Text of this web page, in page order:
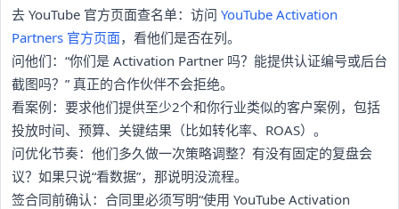
去 YouTube 官方页面查名单：访问 YouTube Activation
Partners 官方页面，看他们是否在列。
问他们：“你们是 Activation Partner 吗？能提供认证编号或后台
截图吗？” 真正的合作伙伴不会拒绝。
看案例：要求他们提供至少2个和你行业类似的客户案例，包括
投放时间、预算、关键结果（比如转化率、ROAS）。
问优化节奏：他们多久做一次策略调整？有没有固定的复盘会
议？如果只说“看数据”，那说明没流程。
签合同前确认：合同里必须写明“使用 YouTube Activation